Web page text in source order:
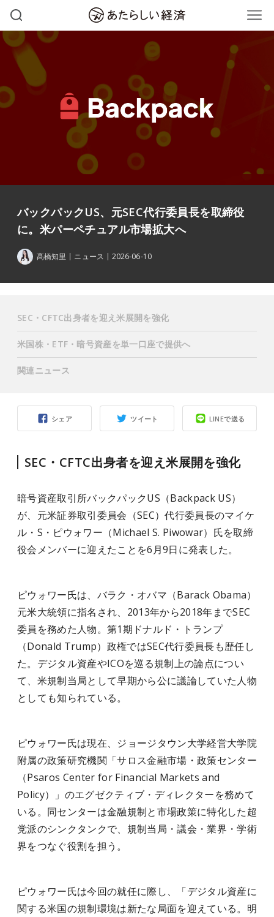
バックパックUS、元SEC代行委員長を取締役
に。米パーペチュアル市場拡大へ
髙橋知里 ニュース 2026-06-10
シェア ツイート LINEで送る
SEC・CFTC出身者を迎え米展開を強化
暗号資産取引所バックパックUS（Backpack US）
が、元米証券取引委員会（SEC）代行委員長のマイケ
ル・S・ピウォワー（Michael S. Piwowar）氏を取締
役会メンバーに迎えたことを6月9日に発表した。
ピウォワー氏は、バラク・オバマ（Barack Obama）
元米大統領に指名され、2013年から2018年までSEC
委員を務めた人物。第1期ドナルド・トランプ
（Donald Trump）政権ではSEC代行委員長も歴任し
た。デジタル資産やICOを巡る規制上の論点につい
て、米規制当局として早期から公に議論していた人物
としても知られている。
ピウォワー氏は現在、ジョージタウン大学経営大学院
附属の政策研究機関「サロス金融市場・政策センター
（Psaros Center for Financial Markets and
Policy）」のエグゼクティブ・ディレクターを務めて
いる。同センターは金融規制と市場政策に特化した超
党派のシンクタンクで、規制当局・議会・業界・学術
界をつなぐ役割を担う。
ピウォワー氏は今回の就任に際し、「デジタル資産に
関する米国の規制環境は新たな局面を迎えている。明
SEC・CFTC出身者を迎え米展開を強化
米国株・ETF・暗号資産を単一口座で提供へ
関連ニュース